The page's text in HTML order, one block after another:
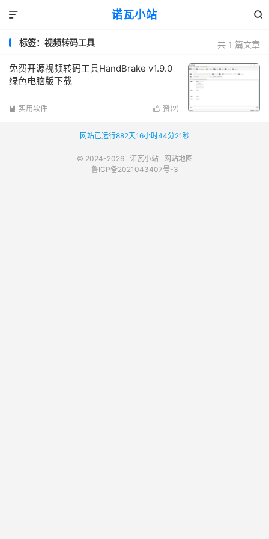
诺瓦小站 

共 1 篇文章
标签：视频转码工具
免费开源视频转码工具HandBrake v1.9.0
绿色电脑版下载
 赞(2)
 实用软件
网站已运行882天16小时44分21秒
© 2024-2026 诺瓦小站
网站地图
鲁ICP备2021043407号-3